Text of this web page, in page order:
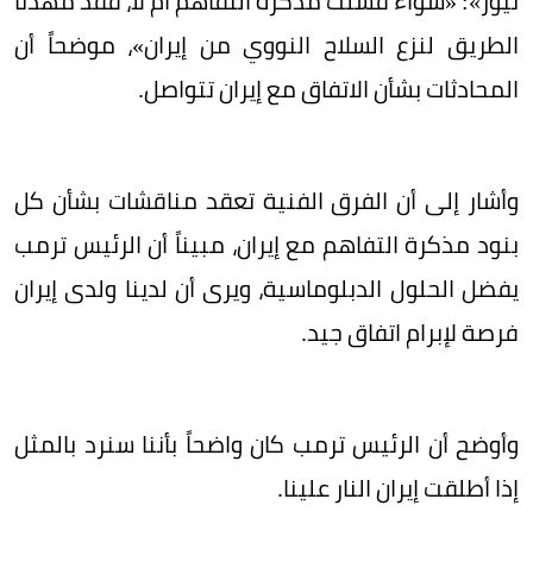
الطريق لنزع السلاح النووي من إيران»، موضحاً أن
المحادثات بشأن الاتفاق مع إيران تتواصل.
وأشار إلى أن الفرق الفنية تعقد مناقشات بشأن كل
بنود مذكرة التفاهم مع إيران، مبيناً أن الرئيس ترمب
يفضل الحلول الدبلوماسية، ويرى أن لدينا ولدى إيران
فرصة لإبرام اتفاق جيد.
وأوضح أن الرئيس ترمب كان واضحاً بأننا سنرد بالمثل
إذا أطلقت إيران النار علينا.